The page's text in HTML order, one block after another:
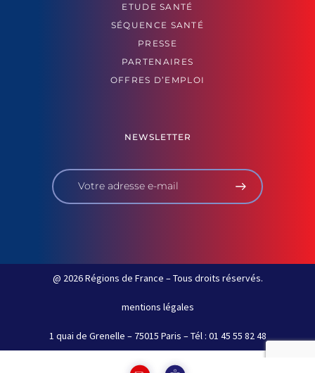
ETUDE SANTÉ
SÉQUENCE SANTÉ
PRESSE
PARTENAIRES
OFFRES D’EMPLOI
NEWSLETTER
@ 2026 Régions de France – Tous droits réservés.
mentions légales
1 quai de Grenelle – 75015 Paris – Tél : 01 45 55 82 48